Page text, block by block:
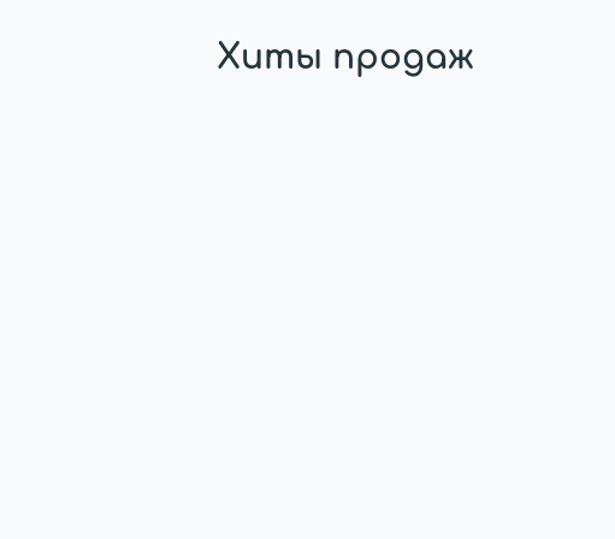
Хиты продаж